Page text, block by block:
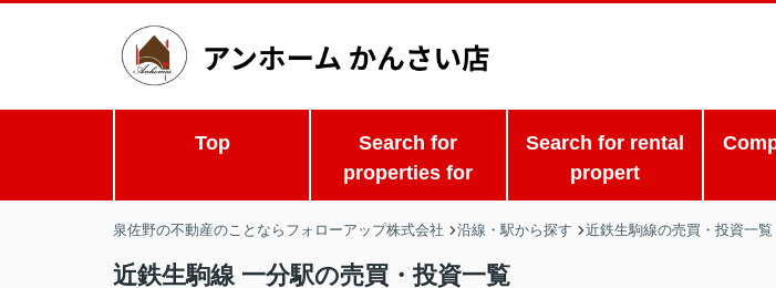
Top
Search for
properties for
Search for rental
propert
泉佐野の不動産のことならフォローアップ株式会社 沿線・駅から探す 近鉄生駒線の売買・投資一覧
近鉄生駒線 一分駅の売買・投資一覧